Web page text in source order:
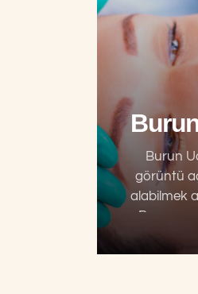
Burun
görüntü
alabilmek
Burun
ucunun
uyumlu